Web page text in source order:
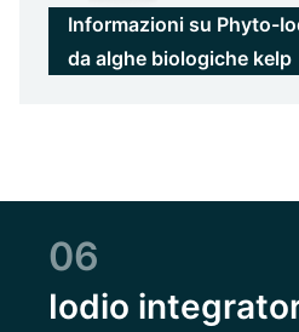
Informazioni su Phyto-
da alghe biologiche kelp
06
Iodio